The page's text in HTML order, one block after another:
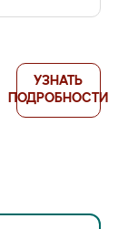
УЗНАТЬ
ПОДРОБНОСТИ